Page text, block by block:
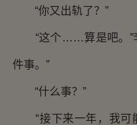
“你又出轨了？”
“这个……算是吧。”李
件事。”
“什么事？”
“接下来一年，我可能